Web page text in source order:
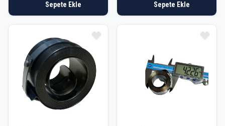
Sepete Ekle Sepete Ekle